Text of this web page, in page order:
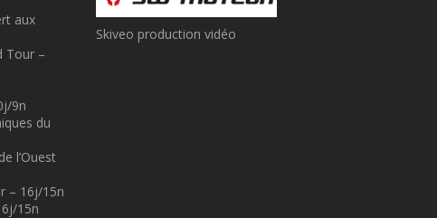
aux
Tour –
9n
du
l’Ouest
– 16j/15n
15n
Skiveo production vidéo